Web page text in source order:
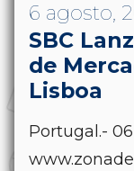
6 agosto,
SBC
de
Lisboa
Portugal.-